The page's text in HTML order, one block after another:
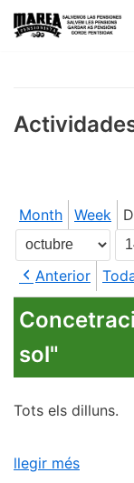
Skip
Month Week
Month
Day
Year
Anterior
sol"
Tots els dilluns.
llegir més